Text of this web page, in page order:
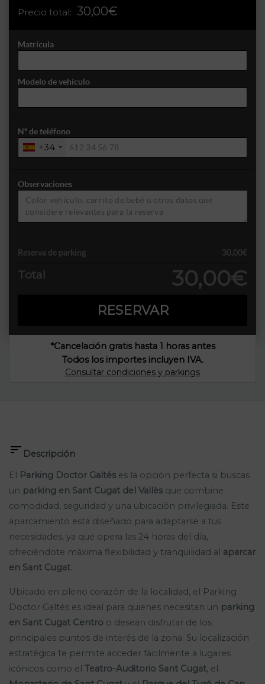
Precio total: 30,00€
Matrícula
Modelo de vehículo
Nº de teléfono
+34
Observaciones
Reserva de parking 30,00€
Total 30,00€
RESERVAR
*Cancelación gratis hasta 1 horas antes
Todos los importes incluyen IVA.
Consultar condiciones y parkings
 Descripción
El Parking Doctor Galtés es la opción perfecta si buscas
un parking en Sant Cugat del Vallès que combine
comodidad, seguridad y una ubicación privilegiada. Este
aparcamiento está diseñado para adaptarse a tus
necesidades, ya que opera las 24 horas del día,
ofreciéndote máxima flexibilidad y tranquilidad al aparcar
en Sant Cugat.
Ubicado en pleno corazón de la localidad, el Parking
Doctor Galtés es ideal para quienes necesitan un parking
en Sant Cugat Centro o desean disfrutar de los
principales puntos de interés de la zona. Su localización
estratégica te permite acceder fácilmente a lugares
icónicos como el Teatro-Auditorio Sant Cugat, el